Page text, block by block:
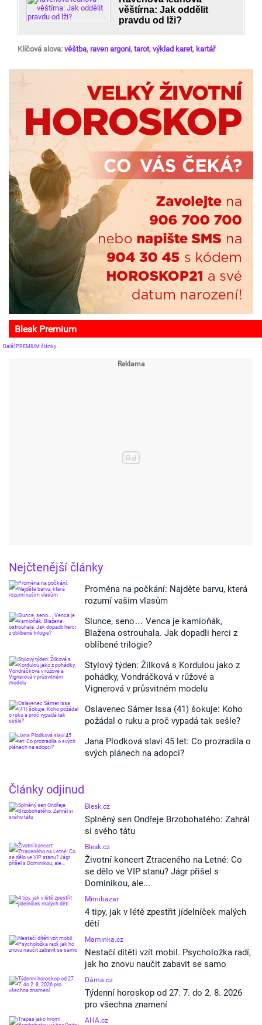
věštírna: Jak oddělit
pravdu od lži?
Klíčová slova: věštba, raven argoni, tarot, výklad karet, kartář
Blesk Premium
Další PREMIUM články
Nejčtenější články
Proměna na počkání: Najděte barvu, která
rozumí vašim vlasům
Slunce, seno… Venca je kamioňák,
Blažena ostrouhala. Jak dopadli herci z
oblíbené trilogie?
Stylový týden: Žilková s Kordulou jako z
pohádky, Vondráčková v růžové a
Vignerová v průsvitném modelu
Oslavenec Sámer Issa (41) šokuje: Koho
požádal o ruku a proč vypadá tak sešle?
Jana Plodková slaví 45 let: Co prozradila o
svých plánech na adopci?
Články odjinud
Blesk.cz
Splněný sen Ondřeje Brzobohatého: Zahrál
si svého tátu
Blesk.cz
Životní koncert Ztraceného na Letné: Co
se dělo ve VIP stanu? Jágr přišel s
Dominikou, ale...
Mimibazar
4 tipy, jak v létě zpestřit jídelníček malých
dětí
Maminka.cz
Nestačí dítěti vzít mobil. Psycholožka radí,
jak ho znovu naučit zabavit se samo
Dáma.cz
Týdenní horoskop od 27. 7. do 2. 8. 2026
pro všechna znamení
AHA.cz